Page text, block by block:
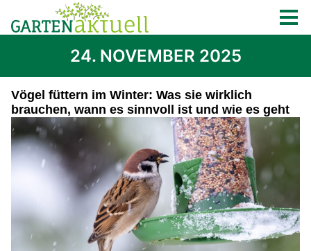
24. NOVEMBER 2025
Vögel füttern im Winter: Was sie wirklich
brauchen, wann es sinnvoll ist und wie es geht